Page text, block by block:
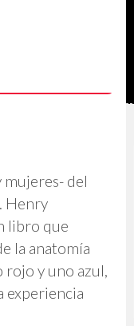
mujeres- del
Henry
libro que
la anatomía
rojo y uno azul,
experiencia